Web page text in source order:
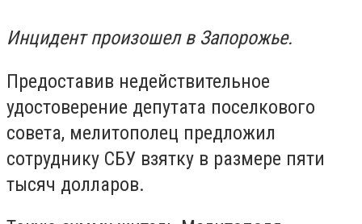
Инцидент произошел в Запорожье.
Предоставив недействительное
удостоверение депутата поселкового
совета, мелитополец предложил
сотруднику СБУ взятку в размере пяти
тысяч долларов.